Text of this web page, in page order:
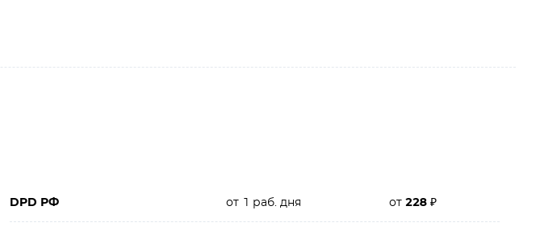
DPD РФ от 1 раб. дня от228₽